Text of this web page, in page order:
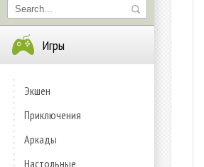
Игры
Экшен
Приключения
Аркады
Настольные